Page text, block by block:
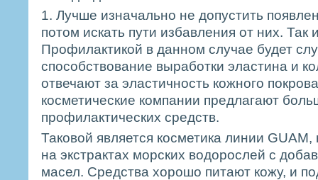
1. Лучше изначально не допустить
потом искать пути избавления от них. Так
Профилактикой в данном случае будет
способствование выработки эластина и
отвечают за эластичность кожного
косметические компании предлагают
профилактических средств.
Таковой является косметика линии
на экстрактах морских водорослей с
масел. Средства хорошо питают кожу, и